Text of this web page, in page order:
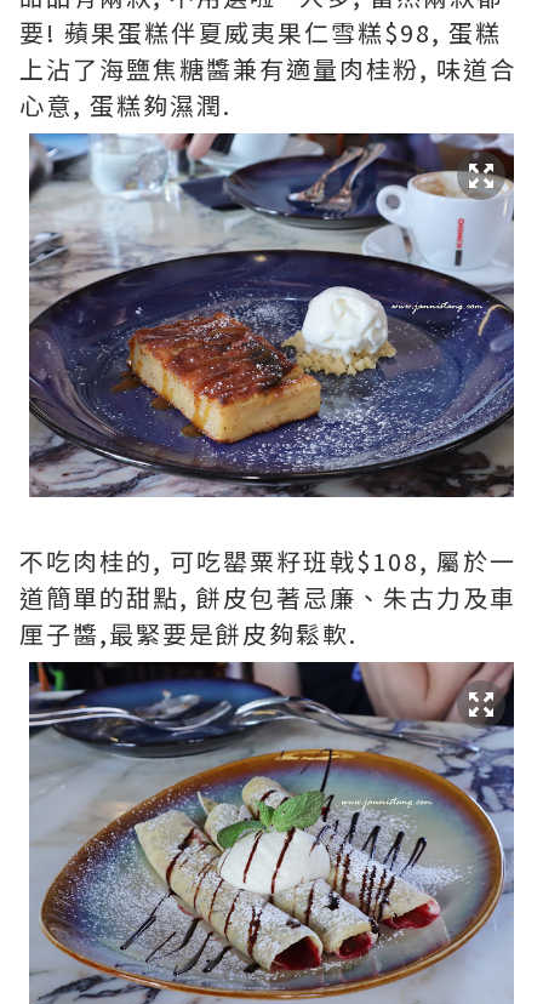
要! 蘋果蛋糕伴夏威夷果仁雪糕$98, 蛋糕
上沾了海鹽焦糖醬兼有適量肉桂粉, 味道合
心意, 蛋糕夠濕潤.
不吃肉桂的, 可吃罌粟籽班戟$108, 屬於一
道簡單的甜點, 餅皮包著忌廉、朱古力及車
厘子醬,最緊要是餅皮夠鬆軟.